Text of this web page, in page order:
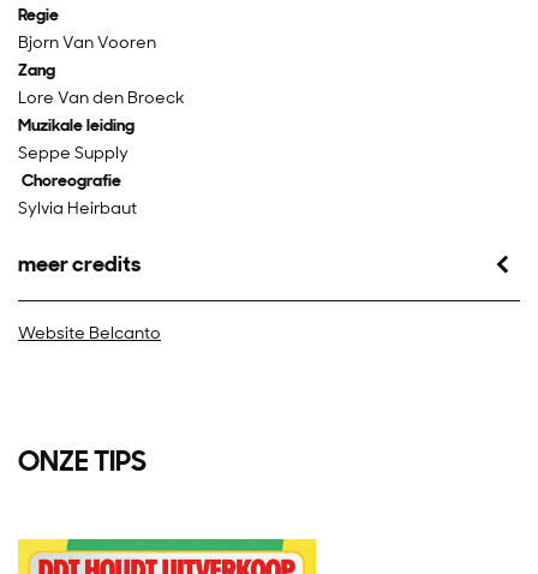
Regie
Bjorn Van Vooren
Zang
Lore Van den Broeck
Muzikale leiding
Seppe Supply
Choreografie
Sylvia Heirbaut
meer credits
Website Belcanto
ONZE TIPS